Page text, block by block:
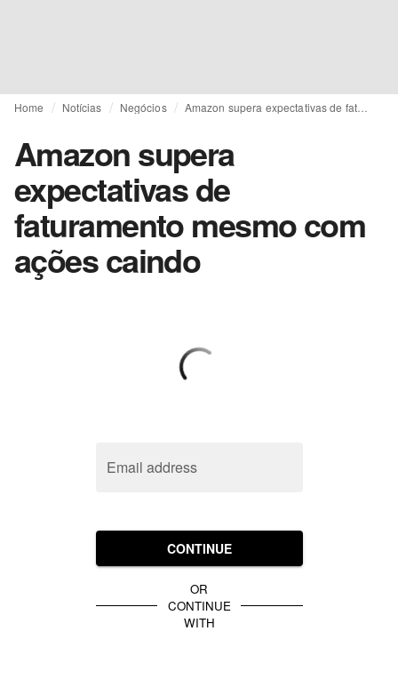
Home Notícias Negócios
Amazon supera
expectativas de
faturamento mesmo com
ações caindo
Email address
CONTINUE
OR
CONTINUE
WITH